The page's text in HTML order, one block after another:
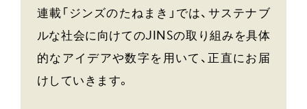
連載「ジンズのたねまき」では、サステナブ
ルな社会に向けてのJINSの取り組みを具体
的なアイデアや数字を用いて、正直にお届
けしていきます。